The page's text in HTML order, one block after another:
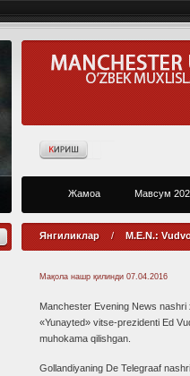
Жамоа Мавсум
Янгиликлар / M.E.N.:
Мақола нашр қилинди 07.04.2016
Manchester Evening News
«Yunayted» vitse-prezidenti Ed
muhokama qilishgan.
Gollandiyaning De Telegraaf